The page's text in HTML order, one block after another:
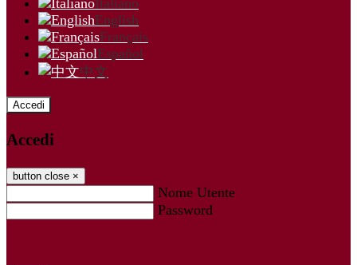
Italiano
English
Français
Español
中文
Accedi
Accedi
button close ×
Nome Utente
Password